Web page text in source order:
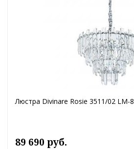
Люстра Divinare Rosie 3511/02 LM-8
89 690 руб.